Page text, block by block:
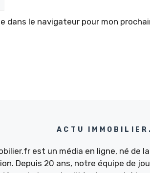
dans le navigateur pour mon
ACTU
est un média en ligne, né de
Depuis 20 ans, notre équipe de